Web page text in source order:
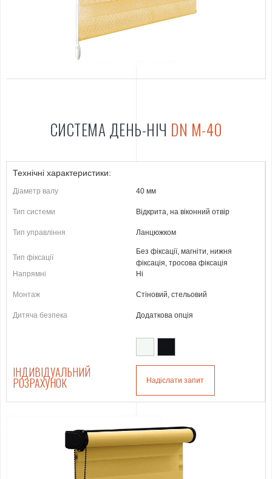
СИСТЕМА ДЕНЬ-НІЧ DN M-40
Технічні характеристики:
Діаметр валу 40 мм
Тип системи Відкрита, на віконний отвір
Тип управління Ланцюжком
Тип фіксації
Без фіксації, магніти, нижня
фіксація, тросова фіксація
Напрямні
Ні
Монтаж Стіновий, стельовий
Дитяча безпека Додаткова опція
ІНДИВІДУАЛЬНИЙ
РОЗРАХУНОК Надіслати запит